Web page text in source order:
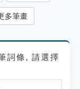
多筆畫
詞條, 請選擇